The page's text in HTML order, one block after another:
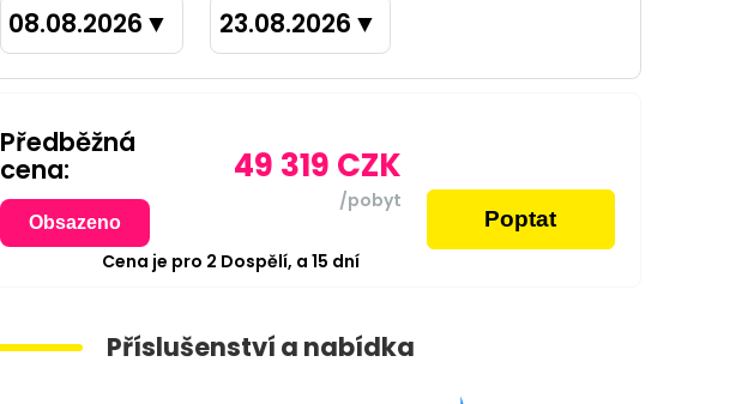
08.08.2026 ▼ 23.08.2026 ▼
Předběžná
cena:
Obsazeno
49 319 CZK
/pobyt
Poptat
Cena je pro 2 Dospělí, a15 dní
Příslušenství a nabídka